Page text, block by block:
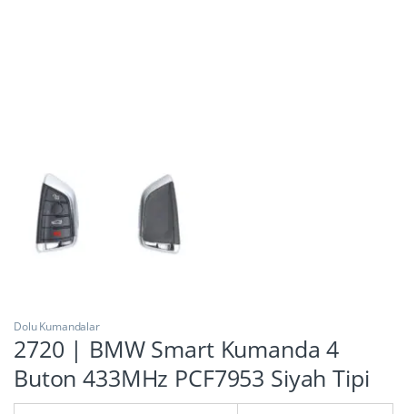
Dolu Kumandalar
2720 | BMW Smart Kumanda 4
Buton 433MHz PCF7953 Siyah Tipi